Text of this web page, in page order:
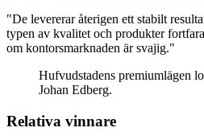
"De levererar återigen ett stabilt
typen av kvalitet och produkter
om kontorsmarknaden är svajig."
Hufvudstadens premiumlägen
Johan Edberg.
Relativa vinnare